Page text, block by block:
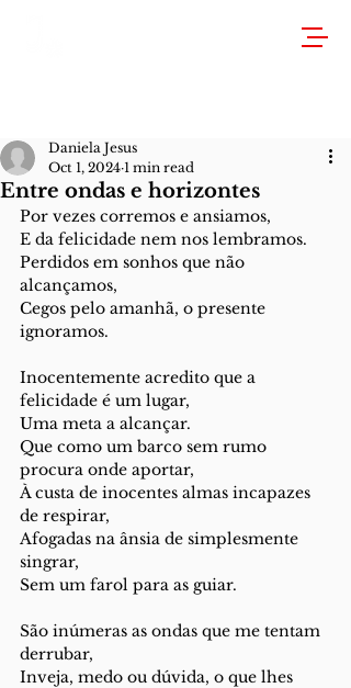
Entre ondas e horizontes
Daniela Jesus
Oct 1, 2024 1 min read
Por vezes corremos e ansiamos,
E da felicidade nem nos lembramos.
Perdidos em sonhos que não
alcançamos,
Cegos pelo amanhã, o presente
ignoramos.
Inocentemente acredito que a
felicidade é um lugar,
Uma meta a alcançar.
Que como um barco sem rumo
procura onde aportar,
À custa de inocentes almas incapazes
de respirar,
Afogadas na ânsia de simplesmente
singrar,
Sem um farol para as guiar.
São inúmeras as ondas que me tentam
derrubar,
Inveja, medo ou dúvida, o que lhes